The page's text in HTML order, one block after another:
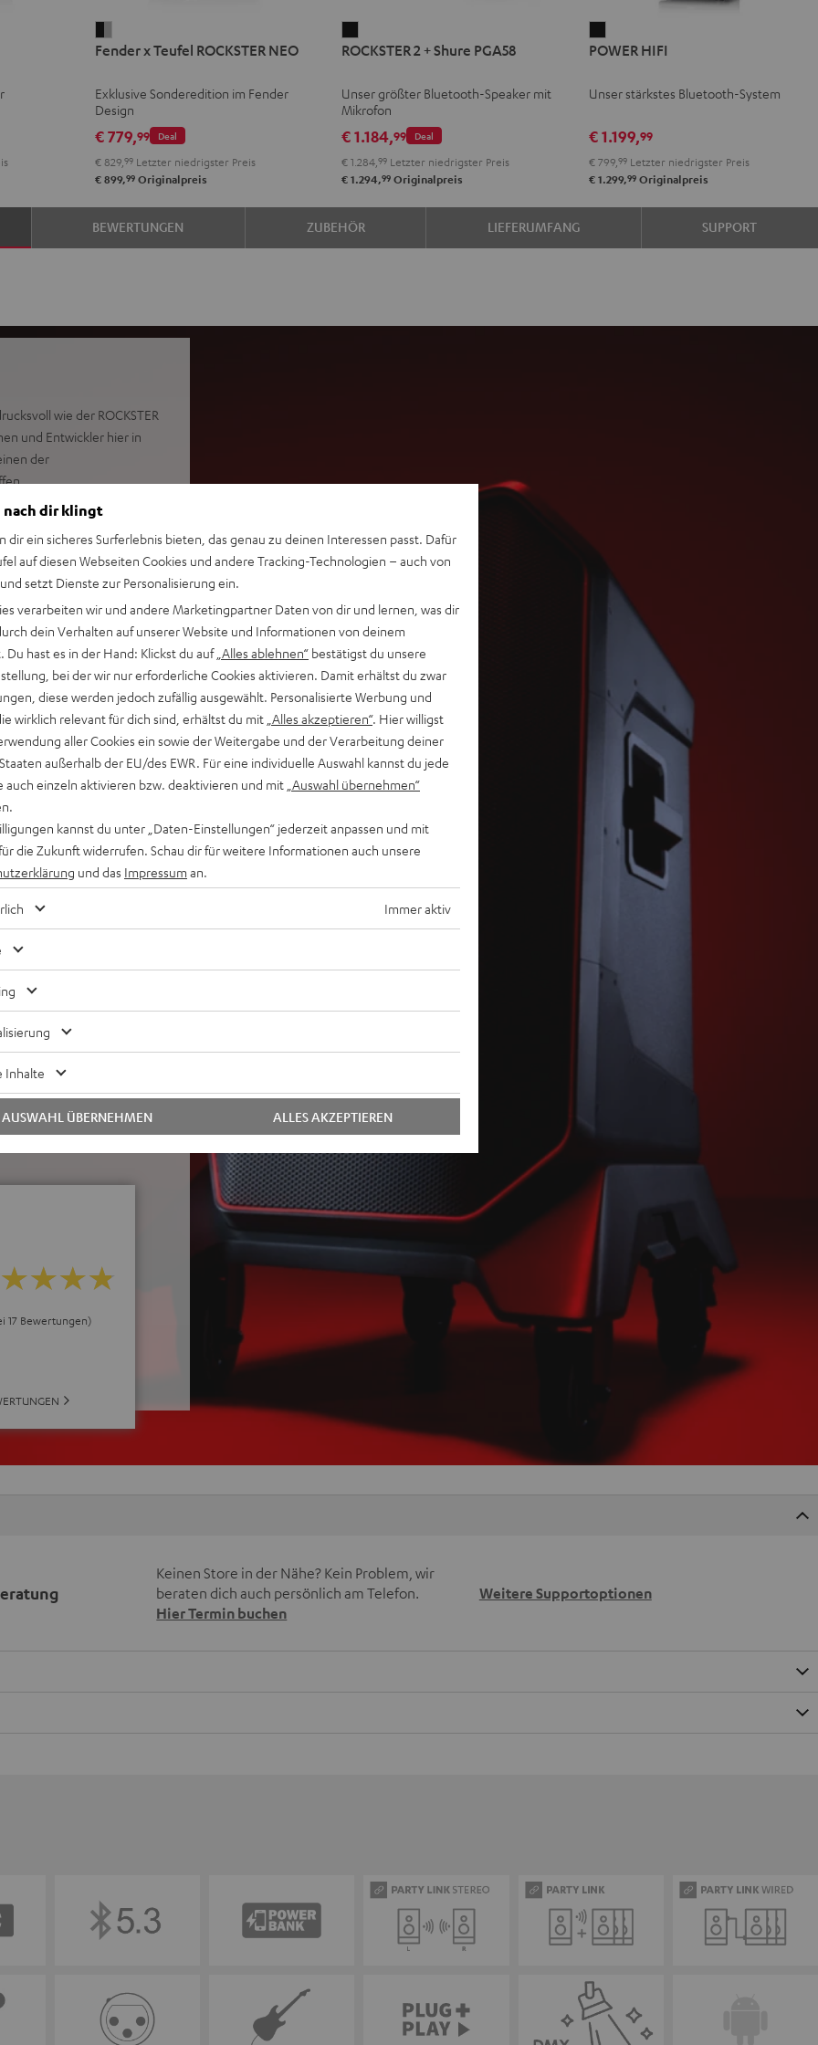
x
ROCKSTER
NEO
Black
&
Steel
Fender x Teufel ROCKSTER NEO
Exklusive Sonderedition im Fender
Design
Deal
€ 779,99
€ 829, 99Letzter niedrigster Preis
€ 899,99Originalpreis
2
Shure
PGA58
Schwarz
ROCKSTER 2 + Shure PGA58
Unser größter Bluetooth-Speaker mit
Mikrofon
Deal
€ 1.184,99
€ 1.284,99 Letzter niedrigster Preis
€ 1.294,99 Originalpreis
HIFI
POWER HIFI
Unser stärkstes Bluetooth-System
€ 1.199,99
€ 799,99 Letzter niedrigster Preis
€ 1.299,99 Originalpreis
BEWERTUNGEN ZUBEHÖR LIEFERUMFANG SUPPORT
wie der ROCKSTER
und Entwickler hier in
der
mit DMX-Control –
sie zu deiner Musik
(- 6 dB), hochbelastbarer
Sound, 440 Watt (RMS)
Performances, Reden und
Wiedergabe, kopple zwei
zwischen Songs,
Teufel Go
Hochleistungs-
Akku, Akku lädt auch
für E-Gitarre oder
Clarity Feature für
ROCKSTER CROSS 2,
Party Link Wired:
ROCKSTER 2, NEO
2 als Subwoofer und zwei
im Party Link)
Stromkabel,
werden
Funktion,
ROVER – hebt den
17 Bewertungen)
Keinen Store in der Nähe? Kein Problem, wir
beraten dich auch persönlich am Telefon.
Hier Termin buchen
Weitere Supportoptionen
nach dir klingt
dir ein sicheres Surferlebnis bieten, das genau zu deinen Interessen passt. Dafür
auf diesen Webseiten Cookies und andere Tracking-Technologien – auch von
setzt Dienste zur Personalisierung ein.
verarbeiten wir und andere Marketingpartner Daten von dir und lernen, was dir
dein Verhalten auf unserer Website und Informationen von deinem
Du hast es in der Hand: Klickst du auf „Alles ablehnen“ bestätigst du unsere
bei der wir nur erforderliche Cookies aktivieren. Damit erhältst du zwar
diese werden jedoch zufällig ausgewählt. Personalisierte Werbung und
wirklich relevant für dich sind, erhältst du mit „Alles akzeptieren“. Hier willigst
aller Cookies ein sowie der Weitergabe und der Verarbeitung deiner
außerhalb der EU/des EWR. Für eine individuelle Auswahl kannst du jede
auch einzeln aktivieren bzw. deaktivieren und mit „Auswahl übernehmen“
kannst du unter „Daten-Einstellungen“ jederzeit anpassen und mit
die Zukunft widerrufen. Schau dir für weitere Informationen auch unsere
und das Impressum an.
Immer aktiv
Inhalte
ALLES AKZEPTIEREN
AUSWAHL ÜBERNEHMEN